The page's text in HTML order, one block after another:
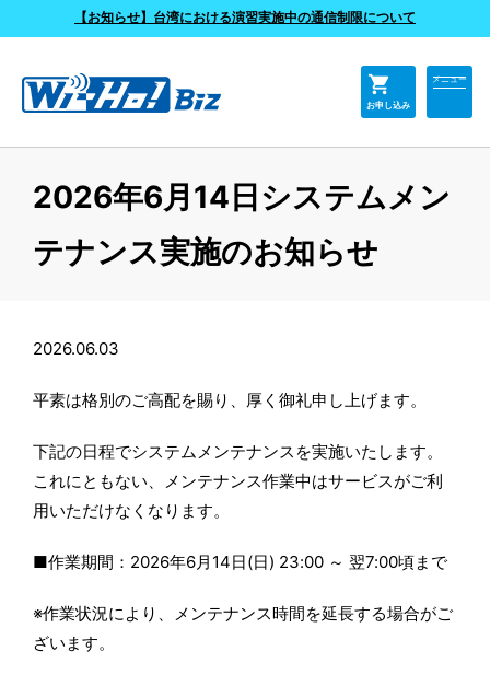
【お知らせ】台湾における演習実施中の通信制限について
shopping_cart
お申し込み
メニュー
よくあるご質問
2026年6月14日システムメン
テナンス実施のお知らせ
2026.06.03
平素は格別のご高配を賜り、厚く御礼申し上げます。
下記の日程でシステムメンテナンスを実施いたします。
これにともない、メンテナンス作業中はサービスがご利
用いただけなくなります。
■作業期間：2026年6月14日(日) 23:00 ～ 翌7:00頃まで
※作業状況により、メンテナンス時間を延長する場合がご
ざいます。